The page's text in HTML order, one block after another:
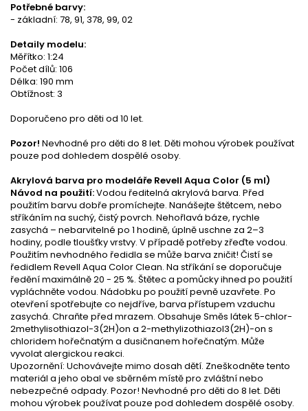
Potřebné barvy:
- základní: 78, 91, 378, 99, 02
Detaily modelu:
Měřítko: 1:24
Počet dílů: 106
Délka: 190 mm
Obtížnost: 3
Doporučeno pro děti od 10 let.
Pozor! Nevhodné pro děti do 8 let. Děti mohou výrobek používat
pouze pod dohledem dospělé osoby.
Akrylová barva pro modeláře Revell Aqua Color (5 ml)
Návod na použití:Vodou ředitelná akrylová barva. Před
použitím barvu dobře promíchejte. Nanášejte štětcem, nebo
stříkáním na suchý, čistý povrch. Nehořlavá báze, rychle
zasychá – nebarvitelné po 1 hodině, úplně uschne za 2–3
hodiny, podle tloušťky vrstvy. V případě potřeby zřeďte vodou.
Použitím nevhodného ředidla se může barva zničit! Čistí se
ředidlem Revell Aqua Color Clean. Na stříkání se doporučuje
ředění maximálně 20 - 25 %. Štětec a pomůcky ihned po použití
vypláchněte vodou. Nádobku po použití pevně uzavřete. Po
otevření spotřebujte co nejdříve, barva přístupem vzduchu
zasychá. Chraňte před mrazem. Obsahuje Směs látek 5-chlor-
2methylisothiazol-3(2H)on a 2-methylizothiazol3(2H)-on s
chloridem hořečnatým a dusičnanem hořečnatým. Může
vyvolat alergickou reakci.
Upozornění: Uchovávejte mimo dosah dětí. Zneškodněte tento
materiál a jeho obal ve sběrném místě pro zvláštní nebo
nebezpečné odpady. Pozor! Nevhodné pro děti do 8 let. Děti
mohou výrobek používat pouze pod dohledem dospělé osoby.